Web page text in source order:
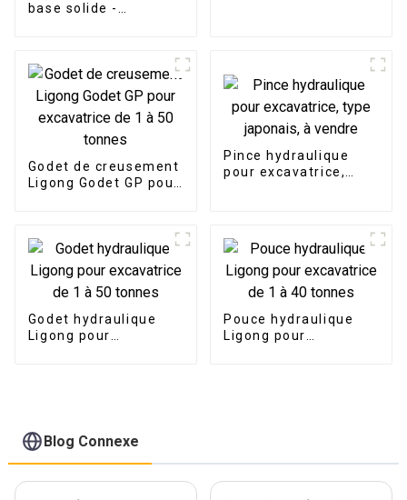
base solide -
poutre de nivellement
d'excavatrice LG
Godet de creusement
Ligong Godet GP pour
Pince hydraulique
pour excavatrice,
Godet hydraulique
Ligong pour
Pouce hydraulique
Ligong pour
Blog Connexe